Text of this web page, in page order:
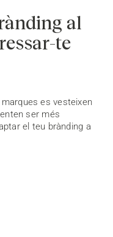
al
te
es vesteixen
ser més
el teu brànding a